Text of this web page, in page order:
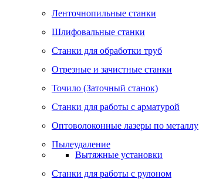
Ленточнопильные станки
Шлифовальные станки
Станки для обработки труб
Отрезные и зачистные станки
Точило (Заточный станок)
Станки для работы с арматурой
Оптоволоконные лазеры по металлу
Пылеудаление
Вытяжные установки
Станки для работы с рулоном